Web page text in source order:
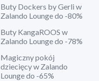
Buty Dockers by Gerli w
Zalando Lounge do -80%
Buty KangaROOS w
Zalando Lounge do -78%
Magiczny pokój
dziecięcy w Zalando
Lounge do -65%